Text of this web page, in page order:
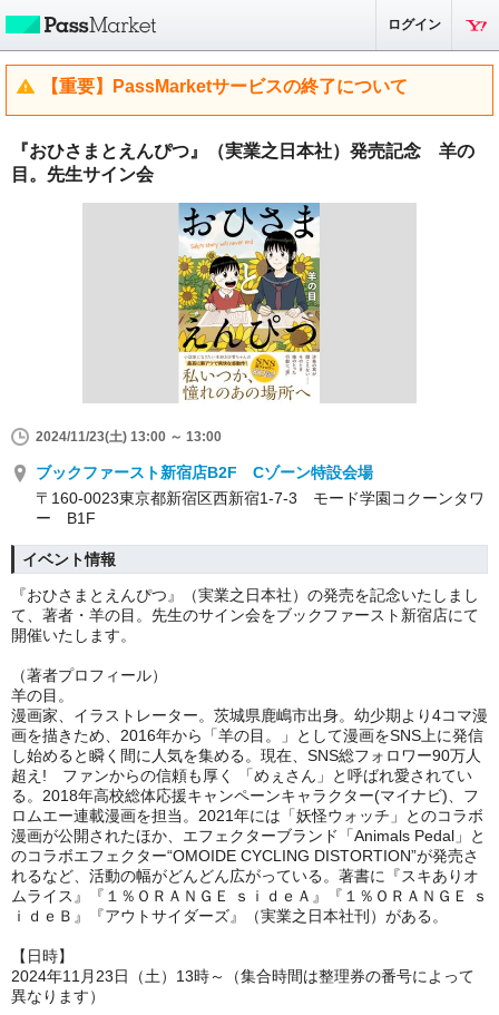
ログイン
【重要】PassMarketサービスの終了について
『おひさまとえんぴつ』（実業之日本社）発売記念 羊の
目。先生サイン会
2024/11/23(土) 13:00 ～ 13:00
ブックファースト新宿店B2F Cゾーン特設会場
〒160-0023東京都新宿区西新宿1-7-3 モード学園コクーンタワ
ー B1F
イベント情報
『おひさまとえんぴつ』（実業之日本社）の発売を記念いたしまし
て、著者・羊の目。先生のサイン会をブックファースト新宿店にて
開催いたします。
（著者プロフィール）
羊の目。
漫画家、イラストレーター。茨城県鹿嶋市出身。幼少期より4コマ漫
画を描きため、2016年から「羊の目。」として漫画をSNS上に発信
し始めると瞬く間に人気を集める。現在、SNS総フォロワー90万人
超え! ファンからの信頼も厚く 「めぇさん」と呼ばれ愛されてい
る。2018年高校総体応援キャンペーンキャラクター(マイナビ)、フ
ロムエー連載漫画を担当。2021年には「妖怪ウォッチ」とのコラボ
漫画が公開されたほか、エフェクターブランド「Animals Pedal」と
のコラボエフェクター“OMOIDE CYCLING DISTORTION”が発売さ
れるなど、活動の幅がどんどん広がっている。著書に『スキありオ
ムライス』『１％ＯＲＡＮＧＥ ｓｉｄｅＡ』『１％ＯＲＡＮＧＥ ｓ
ｉｄｅＢ』『アウトサイダーズ』（実業之日本社刊）がある。
【日時】
2024年11月23日（土）13時～（集合時間は整理券の番号によって
異なります）